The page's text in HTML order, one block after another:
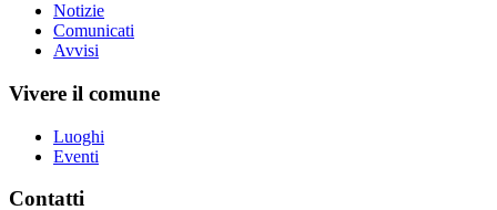
Notizie
Comunicati
Avvisi
Vivere il comune
Luoghi
Eventi
Contatti